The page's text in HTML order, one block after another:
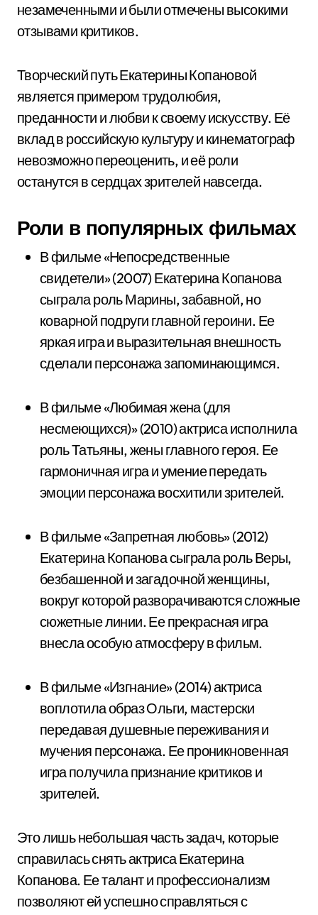
незамеченными и были отмечены высокими
отзывами критиков.
Творческий путь Екатерины Копановой
является примером трудолюбия,
преданности и любви к своему искусству. Её
вклад в российскую культуру и кинематограф
невозможно переоценить, и её роли
останутся в сердцах зрителей навсегда.
Роли в популярных фильмах
В фильме «Непосредственные
свидетели» (2007) Екатерина Копанова
сыграла роль Марины, забавной, но
коварной подруги главной героини. Ее
яркая игра и выразительная внешность
сделали персонажа запоминающимся.
В фильме «Любимая жена (для
несмеющихся)» (2010) актриса исполнила
роль Татьяны, жены главного героя. Ее
гармоничная игра и умение передать
эмоции персонажа восхитили зрителей.
В фильме «Запретная любовь» (2012)
Екатерина Копанова сыграла роль Веры,
безбашенной и загадочной женщины,
вокруг которой разворачиваются сложные
сюжетные линии. Ее прекрасная игра
внесла особую атмосферу в фильм.
В фильме «Изгнание» (2014) актриса
воплотила образ Ольги, мастерски
передавая душевные переживания и
мучения персонажа. Ее проникновенная
игра получила признание критиков и
зрителей.
Это лишь небольшая часть задач, которые
справилась снять актриса Екатерина
Копанова. Ее талант и профессионализм
позволяют ей успешно справляться с